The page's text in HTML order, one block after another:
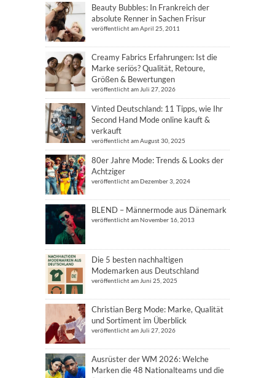
Beauty Bubbles: In Frankreich der
absolute Renner in Sachen Frisur
veröffentlicht am April 25, 2011
Creamy Fabrics Erfahrungen: Ist die
Marke seriös? Qualität, Retoure,
Größen & Bewertungen
veröffentlicht am Juli 27, 2026
Vinted Deutschland: 11 Tipps, wie Ihr
Second Hand Mode online kauft &
verkauft
veröffentlicht am August 30, 2025
80er Jahre Mode: Trends & Looks der
Achtziger
veröffentlicht am Dezember 3, 2024
BLEND – Männermode aus Dänemark
veröffentlicht am November 16, 2013
Die 5 besten nachhaltigen
Modemarken aus Deutschland
veröffentlicht am Juni 25, 2025
Christian Berg Mode: Marke, Qualität
und Sortiment im Überblick
veröffentlicht am Juli 27, 2026
Ausrüster der WM 2026: Welche
Marken die 48 Nationalteams und die